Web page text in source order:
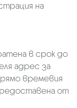
на
в срок до
адрес за
времевия
от